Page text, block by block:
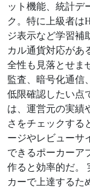
ット機能、統計デ
ク。特に上級者は
ジ表示など学習補
カル通貨対応があ
全性も見落とせま
監査、暗号化通信
低限確認したい点
は、運営元の実績
さをチェックする
ージやレビューサ
できるポーカーア
作ると効率的だ。
カーで上達するた